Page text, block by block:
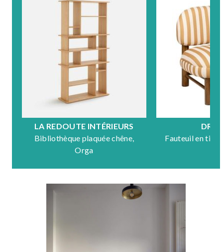
LA REDOUTE INTÉRIEURS
Bibliothèque plaquée chêne,
Orga
Fauteuil en